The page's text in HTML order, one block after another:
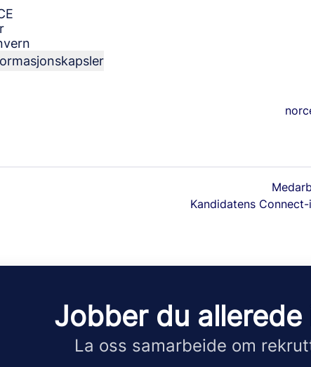
Kandidatens
Jobber du allerede
La oss samarbeide om